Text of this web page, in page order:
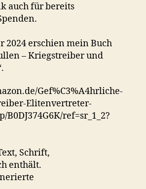
auch für bereits
2024 erschien mein Buch
– Kriegstreiber und
Gef%C3%A4hrliche-
Elitenvertreter-
B0DJ374G6K/ref=sr_1_2?